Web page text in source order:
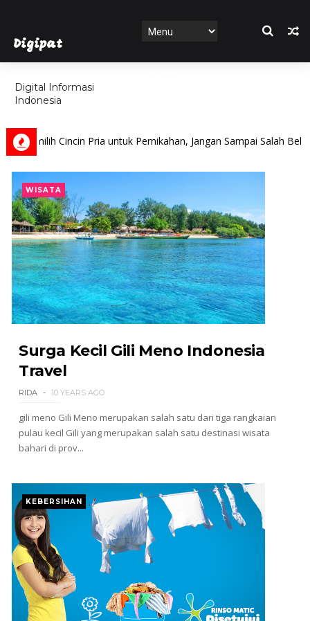
Digipat
Digital Informasi
Indonesia
FEATURES
Cincin Pria untuk Pernikahan, Jangan Sampai Salah Beli!
WISATA
Surga Kecil Gili Meno Indonesia
Travel
RIDA 10 YEARS AGO
gili meno Gili Meno merupakan salah satu dari tiga rangkaian
pulau kecil Gili yang merupakan salah satu destinasi wisata
bahari di prov...
KEBERSIHAN